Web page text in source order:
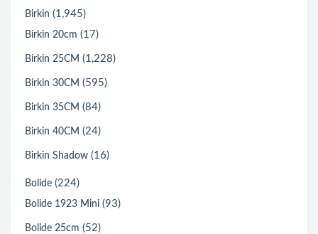
Birkin (1,945)
Birkin 20cm (17)
Birkin 25CM (1,228)
Birkin 30CM (595)
Birkin 35CM (84)
Birkin 40CM (24)
Birkin Shadow (16)
Bolide (224)
Bolide 1923 Mini (93)
Bolide 25cm (52)